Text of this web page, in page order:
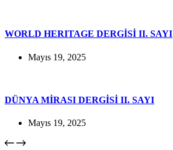
WORLD HERITAGE DERGİSİ II. SAYI
Mayıs 19, 2025
DÜNYA MİRASI DERGİSİ II. SAYI
Mayıs 19, 2025